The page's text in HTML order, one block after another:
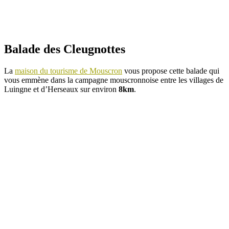
Balade des Cleugnottes
La maison du tourisme de Mouscron vous propose cette balade qui
vous emmène dans la campagne mouscronnoise entre les villages de
Luingne et d’Herseaux sur environ 8km.